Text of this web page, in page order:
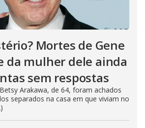
Mortes de Gene
da mulher dele ainda
sem respostas
Arakawa, de 64, foram achados
separados na casa em que viviam no